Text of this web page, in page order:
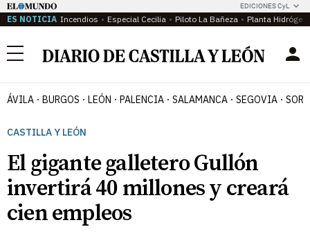
EDICIONES CyL
ES NOTICIA Incendios Especial Cecilia Piloto La Bañeza Planta
Menú
ÁVILA BURGOS LEÓN PALENCIA SALAMANCA SEGOVIA
CASTILLA Y LEÓN
El gigante galletero Gullón
invertirá 40 millones y creará
cien empleos